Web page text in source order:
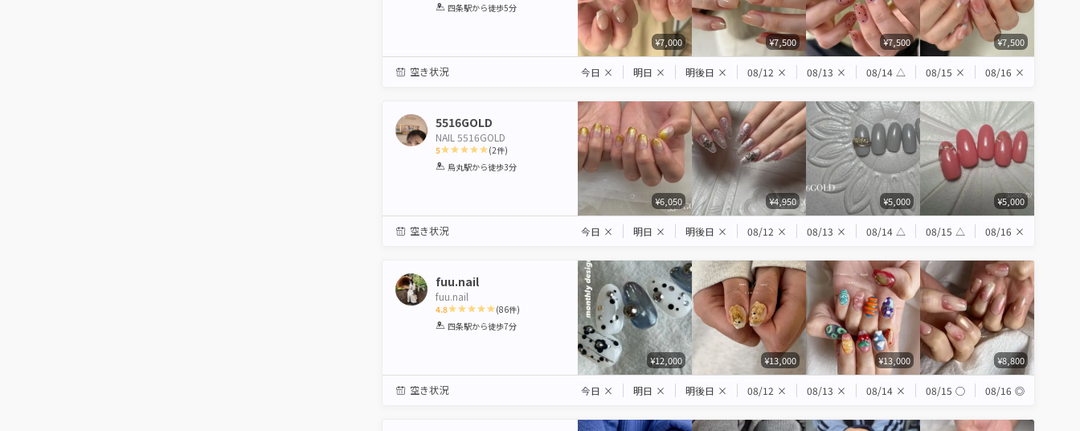
1 2 3 4 5
四条駅から徒歩5分
¥7,000 ¥7,500 ¥7,500 ¥7,500
空き状況 今日 × 明日 × 明後日 × 08/12 × 08/13 × 08/14 △ 08/15 × 08/16 ×
5516GOLD
NAIL 5516GOLD
5
1 2 3 4 5
(2件)
烏丸駅から徒歩3分
¥6,050 ¥4,950 ¥5,000 ¥5,000
空き状況 今日 × 明日 × 明後日 × 08/12 × 08/13 × 08/14 △ 08/15 △ 08/16 ×
fuu.nail
fuu.nail
4.8
1 2 3 4 5
(86件)
四条駅から徒歩7分
¥12,000 ¥13,000 ¥13,000 ¥8,800
空き状況 今日 × 明日 × 明後日 × 08/12 × 08/13 × 08/14 × 08/15 ◯ 08/16 ◎